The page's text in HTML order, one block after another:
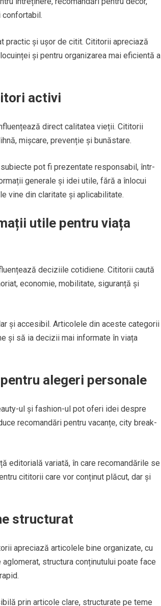
confortabil.
practic și ușor de citit. Cititorii apreciază
și pentru organizarea mai eficientă a
activi
direct calitatea vieții. Cititorii
mișcare, prevenție și bunăstare.
pot fi prezentate responsabil, într-
generale și idei utile, fără a înlocui
vine din claritate și aplicabilitate.
utile pentru viața
deciziile cotidiene. Cititorii caută
economie, mobilitate, siguranță și
și accesibil. Articolele din aceste categorii
și să ia decizii mai informate în viața
alegeri personale
ul și fashion-ul pot oferi idei despre
recomandări pentru vacanțe, city break-
editorială variată, în care recomandările se
cititorii care vor conținut plăcut, dar și
structurat
apreciază articolele bine organizate, cu
structura conținutului poate face
prin articole clare, structurate pe teme